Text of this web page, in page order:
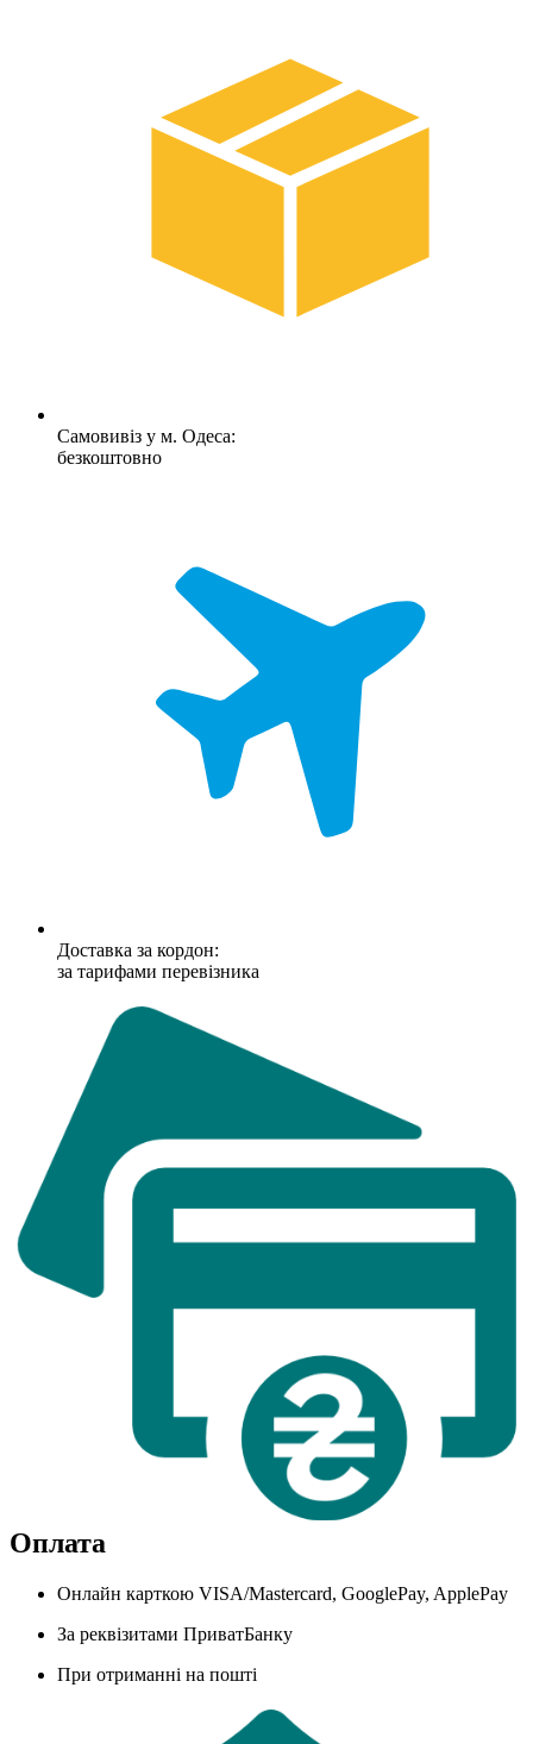
Самовивіз у м. Одеса:
безкоштовно
Доставка за кордон:
за тарифами перевізника
Оплата
Онлайн карткою VISA/Mastercard, GooglePay, ApplePay
За реквізитами ПриватБанку
При отриманні на пошті